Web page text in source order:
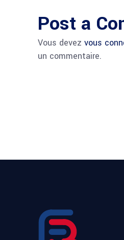
Post a
Vous devez vous
un commentaire.